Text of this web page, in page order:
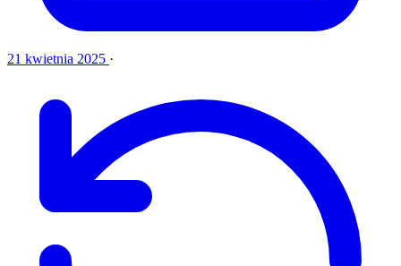
21 kwietnia 2025 ·